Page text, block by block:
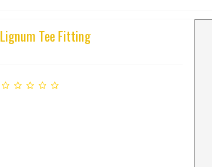
Lignum Tee Fitting